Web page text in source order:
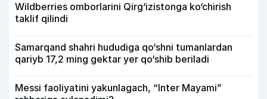
Wildberries omborlarini Qirg‘izistonga ko‘chirish
taklif qilindi
Samarqand shahri hududiga qo‘shni tumanlardan
qariyb 17,2 ming gektar yer qo‘shib beriladi
Messi faoliyatini yakunlagach, “Inter Mayami”